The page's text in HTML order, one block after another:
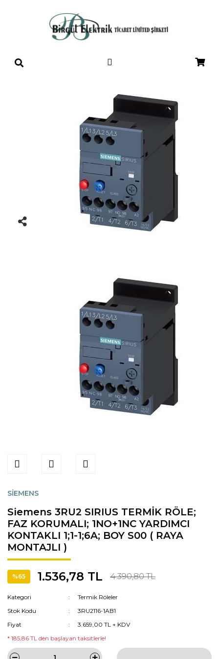
SİEMENS
Siemens 3RU2 SIRIUS TERMİK RÖLE;
FAZ KORUMALI; 1NO+1NC YARDIMCI
KONTAKLI 1;1-1;6A; BOY S00 ( RAYA
MONTAJLI )
%65 1.536,78 TL 4.390,80 TL
Kategori
Termik Röleler
Stok Kodu
3RU2116-1AB1
Fiyat
3.659,00 TL + KDV
* 185,86 TL den başlayan taksitlerle!